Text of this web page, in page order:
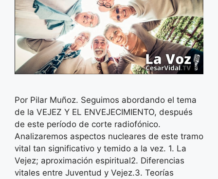
Por Pilar Muñoz. Seguimos abordando el tema
de la VEJEZ Y EL ENVEJECIMIENTO, después
de este período de corte radiofónico.
Analizaremos aspectos nucleares de este tramo
vital tan significativo y temido a la vez. 1. La
Vejez; aproximación espiritual2. Diferencias
vitales entre Juventud y Vejez.3. Teorías